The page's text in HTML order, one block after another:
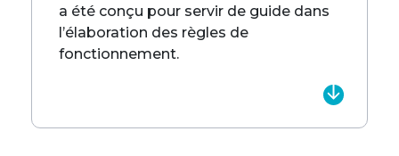
a été conçu pour servir de guide dans
l’élaboration des règles de
fonctionnement.